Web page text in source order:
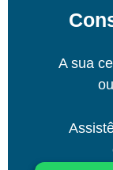
A sua